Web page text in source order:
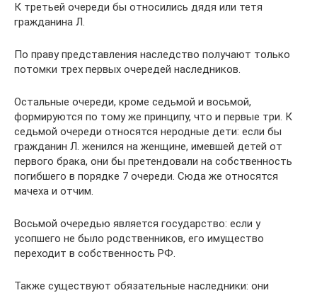
К третьей очереди бы относились дядя или тетя
гражданина Л.
По праву представления наследство получают только
потомки трех первых очередей наследников.
Остальные очереди, кроме седьмой и восьмой,
формируются по тому же принципу, что и первые три. К
седьмой очереди относятся неродные дети: если бы
гражданин Л. женился на женщине, имевшей детей от
первого брака, они бы претендовали на собственность
погибшего в порядке 7 очереди. Сюда же относятся
мачеха и отчим.
Восьмой очередью является государство: если у
усопшего не было родственников, его имущество
переходит в собственность РФ.
Также существуют обязательные наследники: они